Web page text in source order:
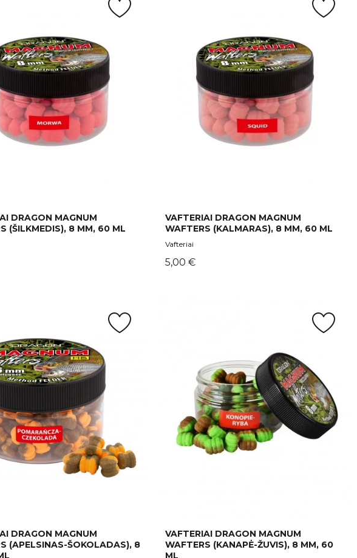
DRAGON MAGNUM
(ŠILKMEDIS), 8 MM, 60 ML
VAFTERIAI DRAGON MAGNUM
WAFTERS (KALMARAS), 8 MM, 60 ML
Vafteriai
Kaina
5,00 €
DRAGON MAGNUM
(APELSINAS-ŠOKOLADAS), 8
VAFTERIAI DRAGON MAGNUM
WAFTERS (KANAPĖ-ŽUVIS), 8 MM, 60
ML